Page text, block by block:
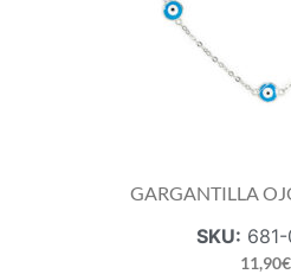
GARGANTILLA
SKU:
11,90€